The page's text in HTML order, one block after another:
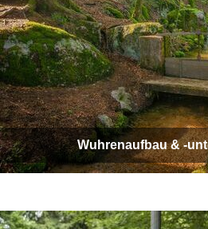
Wuhrenaufbau & -